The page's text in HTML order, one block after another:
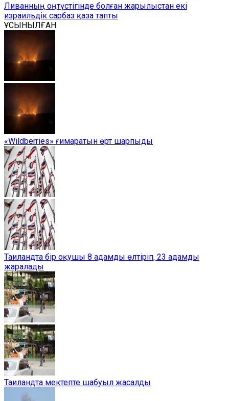
Ливанның оңтүстігінде болған жарылыстан екі
израильдік сарбаз қаза тапты
ҰСЫНЫЛҒАН
«Wildberries» ғимаратын өрт шарпыды
Таиландта бір оқушы 8 адамды өлтіріп, 23 адамды
жаралады
Таиландта мектепте шабуыл жасалды